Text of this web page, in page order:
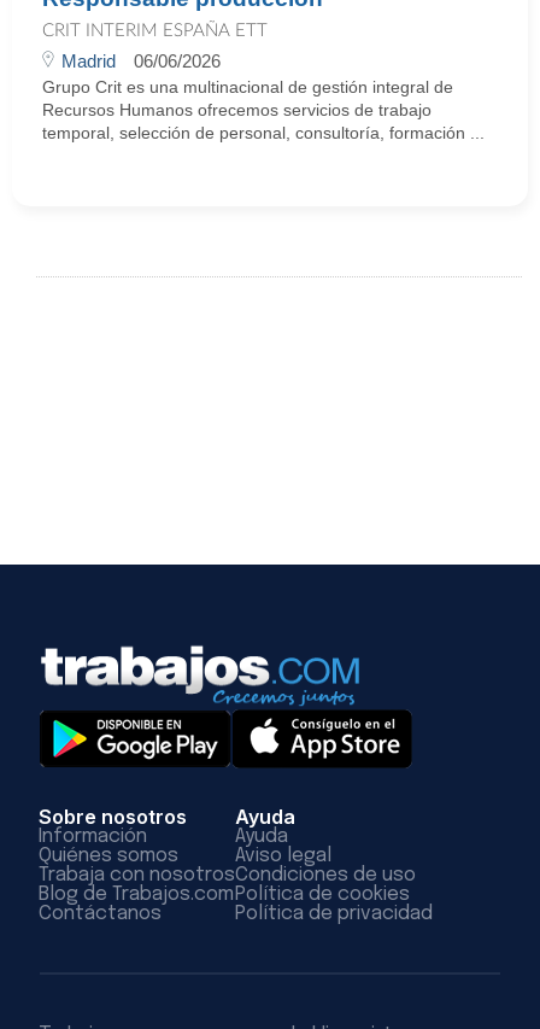
CRIT INTERIM ESPAÑA ETT
Madrid 06/06/2026
Grupo Crit es una multinacional de gestión integral de
Recursos Humanos ofrecemos servicios de trabajo
temporal, selección de personal, consultoría, formación ...
Sobre nosotros
Información
Quiénes somos
Trabaja con nosotros
Blog de Trabajos.com
Contáctanos
Ayuda
Ayuda
Aviso legal
Condiciones de uso
Política de cookies
Política de privacidad